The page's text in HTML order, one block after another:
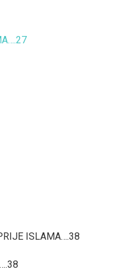
ISLAMA….38